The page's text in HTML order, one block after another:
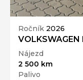
Ročník 2026
Nájezd
2 500 km
Palivo